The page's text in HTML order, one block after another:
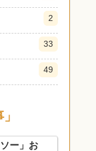
2
33
49
ー」お